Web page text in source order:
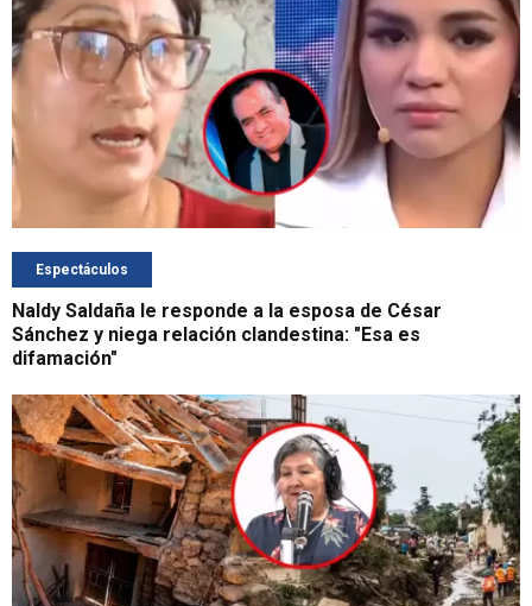
Espectáculos
Naldy Saldaña le responde a la esposa de César
Sánchez y niega relación clandestina: "Esa es
difamación"